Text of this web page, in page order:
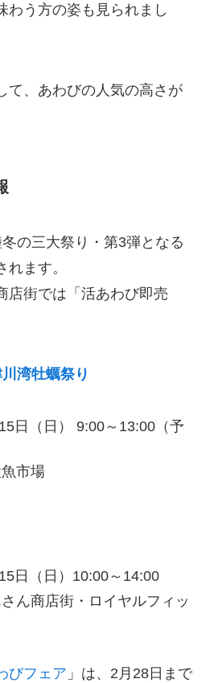
わう方の姿も見られまし
て、あわびの人気の高さが
の三大祭り・第3弾となる
れます。
店街では「活あわび即売
湾牡蠣祭り
日（日） 9:00～13:00（予
市場
日（日）10:00～14:00
ん商店街・ロイヤルフィッ
びフェア 」は、2月28日まで